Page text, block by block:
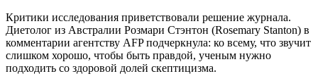
Критики исследования приветствовали решение журнала.
Диетолог из Австралии Розмари Стэнтон (Rosemary Stanton) в
комментарии агентству AFP подчеркнула: ко всему, что звучит
слишком хорошо, чтобы быть правдой, ученым нужно
подходить со здоровой долей скептицизма.